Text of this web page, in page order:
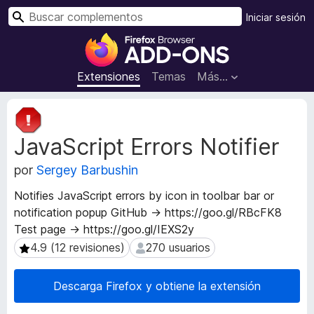
B
u
s
c
o
e
c
o
m
p
e
Extensiones Temas Más...
Iniciar sesión
B
JavaScript Errors Notifier
por Sergey Barbushin
Notifies JavaScript errors by icon in toolbar bar or
notification popup GitHub → https://goo.gl/RBcFK8
Test page → https://goo.gl/IEXS2y
4.9 (12 revisiones)
4.9 (12 revisiones) 270 usuarios
270 usuarios
Descarga Firefox y obtiene la extensión
M
e
a
d
t
a
d
e
a
x